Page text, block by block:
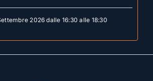
2026 dalle 16:30 alle 18:30